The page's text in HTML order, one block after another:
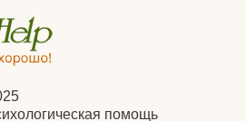
помощь